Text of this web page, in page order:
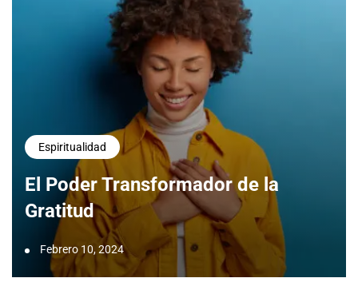
Espiritualidad
El Poder Transformador de la
Gratitud
Febrero 10, 2024